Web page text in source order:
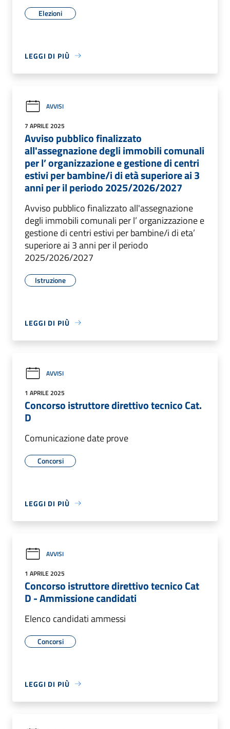
Elezioni
LEGGI DI PIÙ
AVVISI
7 APRILE 2025
Avviso pubblico finalizzato
all'assegnazione degli immobili comunali
per l’ organizzazione e gestione di centri
estivi per bambine/i di età superiore ai 3
anni per il periodo 2025/2026/2027
Avviso pubblico finalizzato all'assegnazione
degli immobili comunali per l’ organizzazione e
gestione di centri estivi per bambine/i di eta’
superiore ai 3 anni per il periodo
2025/2026/2027
Istruzione
LEGGI DI PIÙ
AVVISI
1 APRILE 2025
Concorso istruttore direttivo tecnico Cat.
D
Comunicazione date prove
Concorsi
LEGGI DI PIÙ
AVVISI
1 APRILE 2025
Concorso istruttore direttivo tecnico Cat
D - Ammissione candidati
Elenco candidati ammessi
Concorsi
LEGGI DI PIÙ